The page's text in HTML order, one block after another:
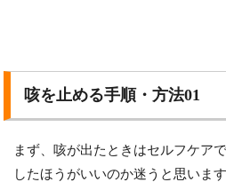
咳を止める手順・方法01
まず、咳が出たときはセルフケア
したほうがいいのか迷うと思いま